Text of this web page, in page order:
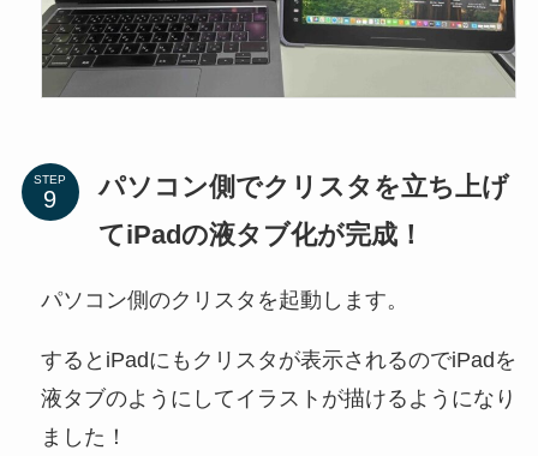
STEP
パソコン側でクリスタを立ち上げ
てiPadの液タブ化が完成！
パソコン側のクリスタを起動します。
するとiPadにもクリスタが表示されるのでiPadを
液タブのようにしてイラストが描けるようになり
ました！